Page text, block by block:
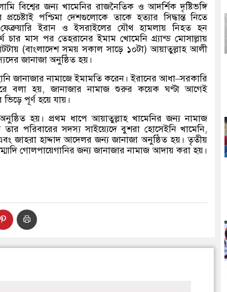
বিশ্বের জন্য খামেনির রাজনৈতিক ও আদর্শিক দৃষ্টিভঙ্গি
পশ্চিমা দেশগুলোকে তাকে হত্যার সিদ্ধান্ত নিতে
ইরান ও ইসরাইলের যৌথ হামলায় নিহত হন
চার মাস পর তেহরানের ইমাম খোমেনি গ্র্যান্ড মোসাল্লায়
(বাংলাদেশ সময় সকাল সাড়ে ১০টা)আয়াতুল্লাহ আলী
জানাজা অনুষ্ঠিত হয়।
জানাজার নামাজে ইমামতি করেন। ইরানের আধা–সরকারি
বলা হয়,জানাজার নামাজ শুরুর কয়েক ঘণ্টা আগেই
ভিড়ে পূর্ণ হয়ে যায়।
হয়। প্রথম ধাপে আয়াতুল্লাহ খামেনির জন্য নামাজ
পরিবারের সদস্য সাইয়্যেদে বুশরা হোসেইনি খামেনি,
জাহরা হাদ্দাদ আদেলর জন্য জানাজা অনুষ্ঠিত হয়। তৃতীয়
গোলপায়েগানির জন্য জানাজার নামাজ আদায় করা হয়।